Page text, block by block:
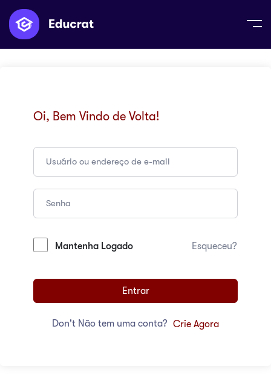
Oi, Bem Vindo de Volta!
Mantenha Logado Esqueceu?
Entrar
Don't Não tem uma conta? Crie Agora